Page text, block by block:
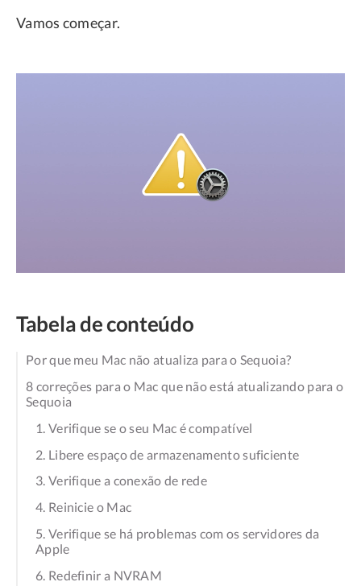
Vamos começar.
Tabela de conteúdo
Por que meu Mac não atualiza para o Sequoia?
8 correções para o Mac que não está atualizando para o
Sequoia
1. Verifique se o seu Mac é compatível
2. Libere espaço de armazenamento suficiente
3. Verifique a conexão de rede
4. Reinicie o Mac
5. Verifique se há problemas com os servidores da
Apple
6. Redefinir a NVRAM